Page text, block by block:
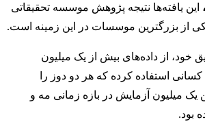
این یافته‌ها نتیجه پژوهش موسسه تحقیقاتی
از بزرگترین موسسات در این زمینه است.
خود، از داده‌های بیش از یک میلیون
استفاده کرده که هر دو دوز را
یک میلیون آزمایش‌ در بازه زمانی مه و
بود.